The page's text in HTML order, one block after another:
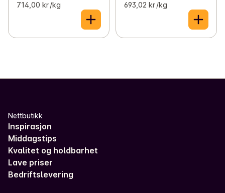
714,00 kr /kg 693,02 kr /kg
Nettbutikk
Inspirasjon
Middagstips
Kvalitet og holdbarhet
Lave priser
Bedriftslevering